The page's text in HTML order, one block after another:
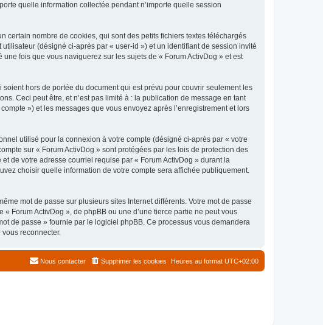
quelle information collectée pendant n’importe quelle session
certain nombre de cookies, qui sont des petits fichiers textes téléchargés
(désigné ci-après par « user-id ») et un identifiant de session invité
fois que vous naviguerez sur les sujets de « Forum ActivDog » et est
hors de portée du document qui est prévu pour couvrir seulement les
Ceci peut être, et n’est pas limité à : la publication de message en tant
») et les messages que vous envoyez après l’enregistrement et lors
utilisé pour la connexion à votre compte (désigné ci-après par « votre
sur « Forum ActivDog » sont protégées par les lois de protection des
de votre adresse courriel requise par « Forum ActivDog » durant la
choisir quelle information de votre compte sera affichée publiquement.
mot de passe sur plusieurs sites Internet différents. Votre mot de passe
Forum ActivDog », de phpBB ou une d’une tierce partie ne peut vous
de passe » fournie par le logiciel phpBB. Ce processus vous demandera
reconnecter.
Heures au format UTC+02:00
Supprimer les cookies
Nous contacter